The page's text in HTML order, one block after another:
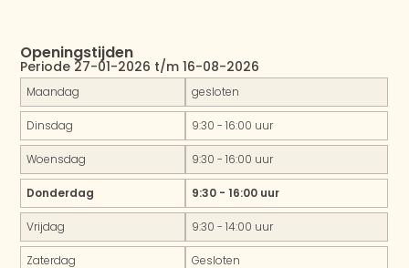
Openingstijden
Periode 27-01-2026 t/m 16-08-2026
Maandag gesloten
Dinsdag 9:30 - 16:00 uur
Woensdag 9:30 - 16:00 uur
Donderdag 9:30 - 16:00 uur
Vrijdag 9:30 - 14:00 uur
Zaterdag Gesloten